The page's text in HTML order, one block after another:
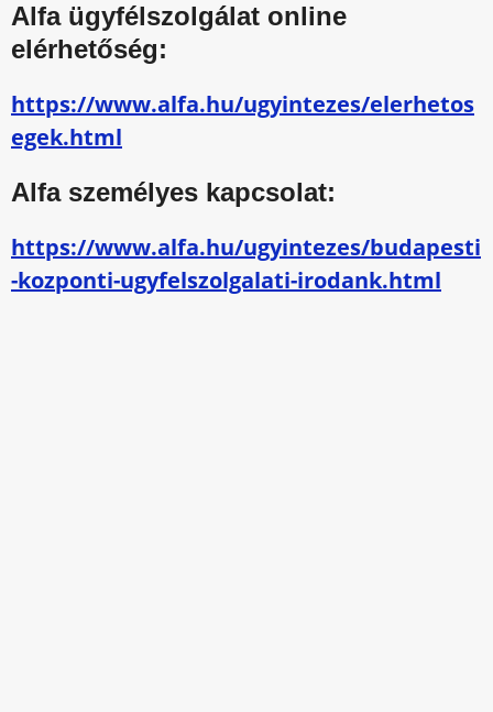
Alfa ügyfélszolgálat online
elérhetőség:
https://www.alfa.hu/ugyintezes/elerhetos
egek.html
Alfa személyes kapcsolat:
https://www.alfa.hu/ugyintezes/budapesti
-kozponti-ugyfelszolgalati-irodank.html